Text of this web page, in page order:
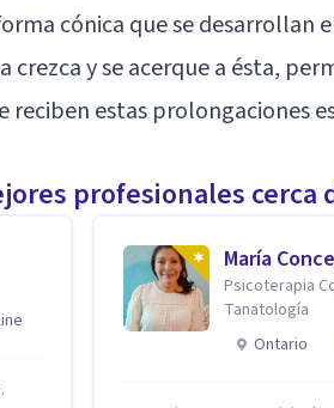
cónica que se desarrollan
y se acerque a ésta,
estas prolongaciones
profesionales cerca
María
Psicoterapia
Tanatología
Ontario